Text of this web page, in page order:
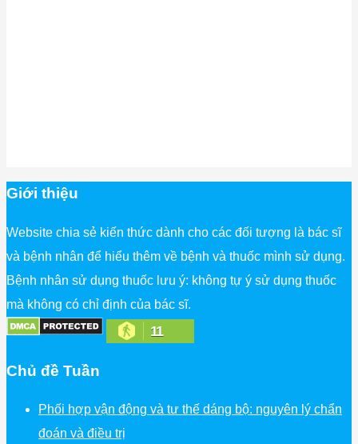
Giới thiệu
Website chia sẻ kiến thức dành cho các đối tượng là bác sĩ
và bệnh nhân để hiểu thêm về bệnh và thuốc mình sử dụng.
Bệnh nhân sử dụng thuốc lưu ý: không tự ý sử dụng thuốc
mà không có chỉ định của bác sĩ.
11
Chủ đề Tuần
Phối hợp vận động và tư thế dáng bộ: nguyên lý chẩn
đoán và điều trị